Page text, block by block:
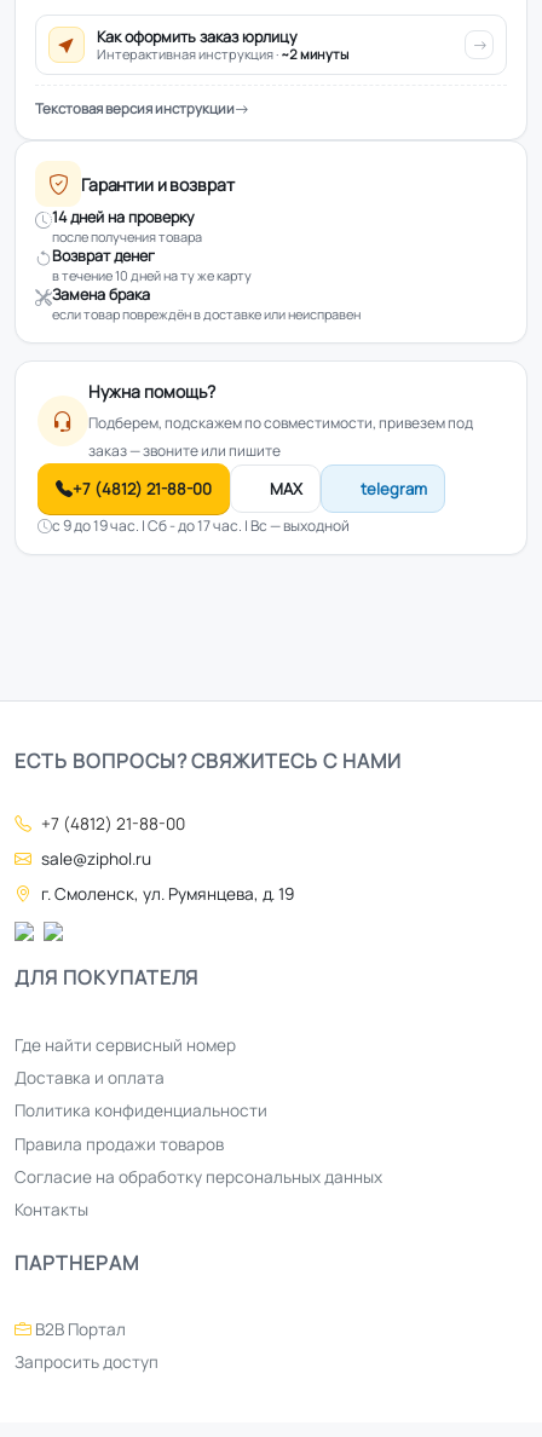
Как оформить заказ юрлицу
Интерактивная инструкция · ~2 минуты
Текстовая версия инструкции
Гарантии и возврат
14 дней на проверку
после получения товара
Возврат денег
в течение 10 дней на ту же карту
Замена брака
если товар повреждён в доставке или неисправен
Нужна помощь?
Подберем, подскажем по совместимости, привезем под
заказ — звоните или пишите
+7 (4812) 21-88-00 MAX telegram
с 9 до 19 час. | Сб - до 17 час. | Вс — выходной
ЕСТЬ ВОПРОСЫ? СВЯЖИТЕСЬ С НАМИ
+7 (4812) 21-88-00
sale@ziphol.ru
г. Смоленск, ул. Румянцева, д. 19
ДЛЯ ПОКУПАТЕЛЯ
Где найти сервисный номер
Доставка и оплата
Политика конфиденциальности
Правила продажи товаров
Согласие на обработку персональных данных
Контакты
ПАРТНЕРАМ
B2B Портал
Запросить доступ